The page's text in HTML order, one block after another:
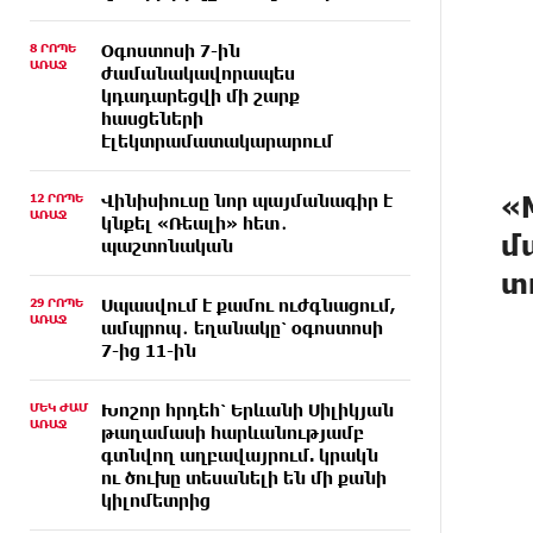
8 ՐՈՊԵ
ԱՌԱՋ
Օգոստոսի 7-ին
ժամանակավորապես
կդադարեցվի մի շարք
հասցեների
էլեկտրամատակարարում
12 ՐՈՊԵ
ԱՌԱՋ
Վինիսիուսը նոր պայմանագիր է
կնքել «Ռեալի» հետ․
պաշտոնական
29 ՐՈՊԵ
ԱՌԱՋ
Սպասվում է քամու ուժգնացում,
ամպրոպ․ եղանակը՝ օգոստոսի
7-ից 11-ին
ՄԵԿ ԺԱՄ
ԱՌԱՋ
Խոշոր հրդեհ՝ Երևանի Սիլիկյան
թաղամասի հարևանությամբ
գտնվող աղբավայրում. կրակն
ու ծուխը տեսանելի են մի քանի
կիլոմետրից